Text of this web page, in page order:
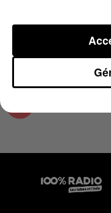
Podcasts infos des